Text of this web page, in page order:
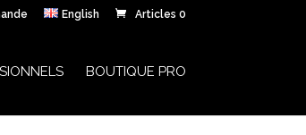
English Articles 0
BOUTIQUE PRO